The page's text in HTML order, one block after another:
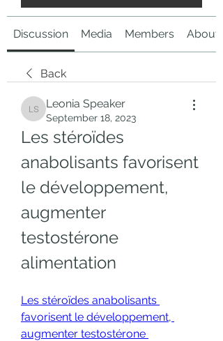
Discussion Media Members About
Back
Leonia Speaker
Leonia Speaker
September 18, 2023
Les stéroïdes
anabolisants favorisent
le développement,
augmenter
testostérone
alimentation
Les stéroïdes anabolisants
favorisent le développement,
augmenter testostérone